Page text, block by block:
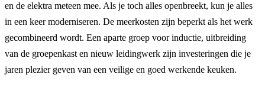
en de elektra meteen mee. Als je toch alles openbreekt, kun je alles
in een keer moderniseren. De meerkosten zijn beperkt als het werk
gecombineerd wordt. Een aparte groep voor inductie, uitbreiding
van de groepenkast en nieuw leidingwerk zijn investeringen die je
jaren plezier geven van een veilige en goed werkende keuken.